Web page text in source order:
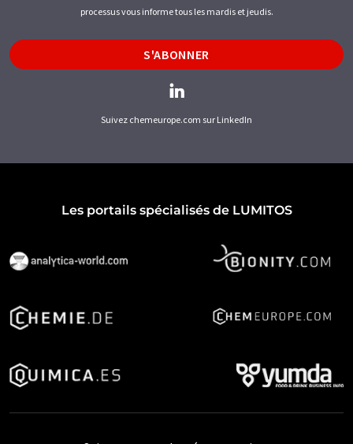
processus vous informe tous les mardis et jeudis.
S'ABONNER
Suivez chemeurope.com sur LinkedIn
Les portails spécialisés de LUMITOS